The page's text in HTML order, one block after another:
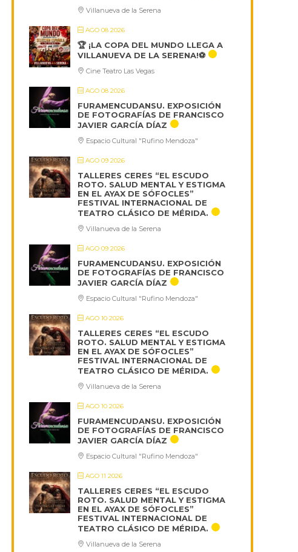
Villanueva de la Serena
AGO 08 2026
🏆 ¡LA COPA DEL MUNDO LLEGA A
VILLANUEVA DE LA SERENA!⚽
Cine Teatro Las Vegas
AGO 08 2026
FURAMENCUDANSU. EXPOSICIÓN
DE FOTOGRAFÍAS DE FRANCISCO
JAVIER GARCÍA DÍAZ
Espacio Cultural "Rufino Mendoza"
AGO 09 2026
TALLERES CERES “EL ESCUDO
ROTO. SALUD MENTAL Y ESTIGMA
EN EL AYAX DE SÓFOCLES”
FESTIVAL INTERNACIONAL DE
TEATRO CLÁSICO DE MÉRIDA.
Villanueva de la Serena
AGO 09 2026
FURAMENCUDANSU. EXPOSICIÓN
DE FOTOGRAFÍAS DE FRANCISCO
JAVIER GARCÍA DÍAZ
Espacio Cultural "Rufino Mendoza"
AGO 10 2026
TALLERES CERES “EL ESCUDO
ROTO. SALUD MENTAL Y ESTIGMA
EN EL AYAX DE SÓFOCLES”
FESTIVAL INTERNACIONAL DE
TEATRO CLÁSICO DE MÉRIDA.
Villanueva de la Serena
AGO 10 2026
FURAMENCUDANSU. EXPOSICIÓN
DE FOTOGRAFÍAS DE FRANCISCO
JAVIER GARCÍA DÍAZ
Espacio Cultural "Rufino Mendoza"
AGO 11 2026
TALLERES CERES “EL ESCUDO
ROTO. SALUD MENTAL Y ESTIGMA
EN EL AYAX DE SÓFOCLES”
FESTIVAL INTERNACIONAL DE
TEATRO CLÁSICO DE MÉRIDA.
Villanueva de la Serena